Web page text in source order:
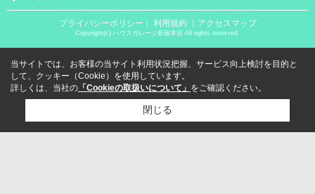
プライバシーポリシー 利用規約 ｜アクセスマップ
Copyright(c) ハウスガレージ新宿本店 All rights reserved.
当サイトでは、お客様の当サイト利用状況把握、サービス向上検討を目的と
して、クッキー（Cookie）を使用しています。
詳しくは、当社の 「Cookieの取扱いについて」 をご確認ください。
閉じる